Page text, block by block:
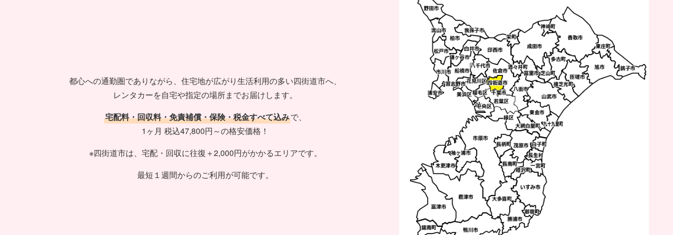
都心への通勤圏でありながら、住宅地が広がり生活利用の多い四街道市へ、
レンタカーを自宅や指定の場所までお届けします。
宅配料・回収料・免責補償・保険・税金すべて込みで、
1ヶ月 税込47,800円～の格安価格！
※四街道市は、宅配・回収に往復＋2,000円がかかるエリアです。
最短１週間からのご利用が可能です。